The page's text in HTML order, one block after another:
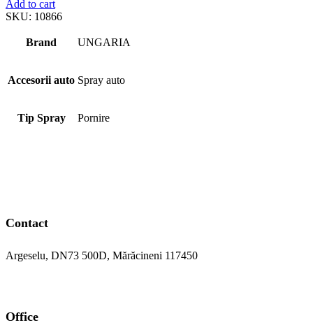
Add to cart
SKU: 10866
Brand UNGARIA
Accesorii auto Spray auto
Tip Spray Pornire
Contact
Argeselu, DN73 500D, Mărăcineni 117450
Office